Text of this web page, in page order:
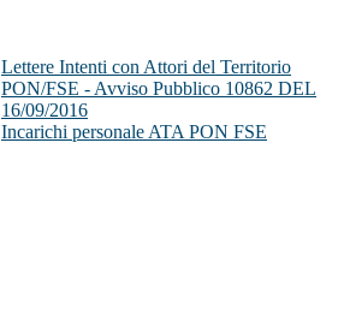
Lettere Intenti con Attori del Territorio
PON/FSE - Avviso Pubblico 10862 DEL
16/09/2016
Incarichi personale ATA PON FSE